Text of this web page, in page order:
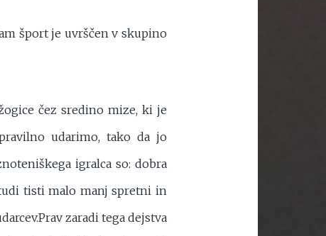
šport je uvrščen v skupino
čez sredino mize, ki je
udarimo, tako da jo
igralca so: dobra
tisti malo manj spretni in
zaradi tega dejstva